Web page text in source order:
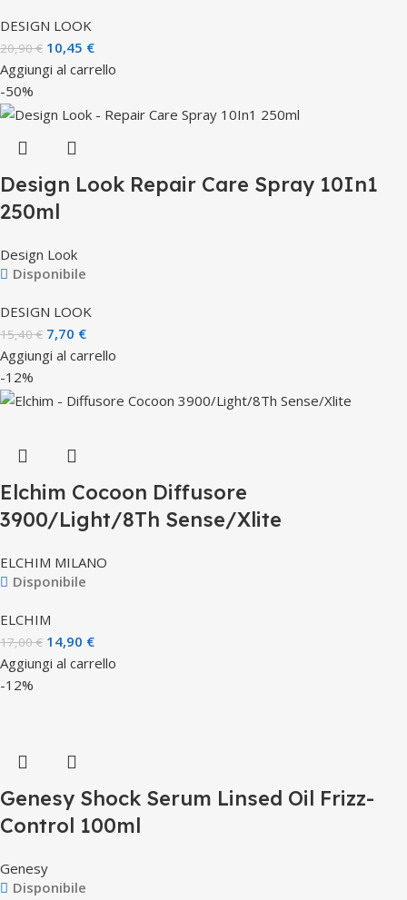
DESIGN LOOK
20,90€ 10,45 €
Aggiungi al carrello
-50%
Design Look Repair Care Spray 10In1
250ml
Design Look
Disponibile
DESIGN LOOK
15,40€ 7,70 €
Aggiungi al carrello
-12%
Elchim Cocoon Diffusore
3900/Light/8Th Sense/Xlite
ELCHIM MILANO
Disponibile
ELCHIM
17,00€ 14,90 €
Aggiungi al carrello
-12%
Genesy Shock Serum Linsed Oil Frizz-
Control 100ml
Genesy
Disponibile